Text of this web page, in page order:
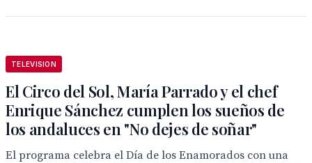
TELEVISION
El Circo del Sol, María Parrado y el chef
Enrique Sánchez cumplen los sueños de
los andaluces en "No dejes de soñar"
El programa celebra el Día de los Enamorados con una